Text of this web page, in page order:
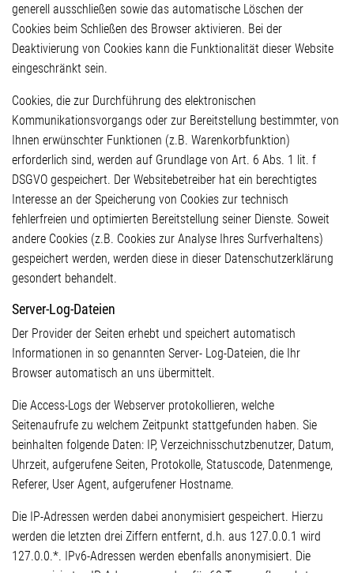
generell ausschließen sowie das automatische Löschen der
Cookies beim Schließen des Browser aktivieren. Bei der
Deaktivierung von Cookies kann die Funktionalität dieser Website
eingeschränkt sein.
Cookies, die zur Durchführung des elektronischen
Kommunikationsvorgangs oder zur Bereitstellung bestimmter, von
Ihnen erwünschter Funktionen (z.B. Warenkorbfunktion)
erforderlich sind, werden auf Grundlage von Art. 6 Abs. 1 lit. f
DSGVO gespeichert. Der Websitebetreiber hat ein berechtigtes
Interesse an der Speicherung von Cookies zur technisch
fehlerfreien und optimierten Bereitstellung seiner Dienste. Soweit
andere Cookies (z.B. Cookies zur Analyse Ihres Surfverhaltens)
gespeichert werden, werden diese in dieser Datenschutzerklärung
gesondert behandelt.
Server-Log-Dateien
Der Provider der Seiten erhebt und speichert automatisch
Informationen in so genannten Server- Log-Dateien, die Ihr
Browser automatisch an uns übermittelt.
Die Access-Logs der Webserver protokollieren, welche
Seitenaufrufe zu welchem Zeitpunkt stattgefunden haben. Sie
beinhalten folgende Daten: IP, Verzeichnisschutzbenutzer, Datum,
Uhrzeit, aufgerufene Seiten, Protokolle, Statuscode, Datenmenge,
Referer, User Agent, aufgerufener Hostname.
Die IP-Adressen werden dabei anonymisiert gespeichert. Hierzu
werden die letzten drei Ziffern entfernt, d.h. aus 127.0.0.1 wird
127.0.0.*. IPv6-Adressen werden ebenfalls anonymisiert. Die